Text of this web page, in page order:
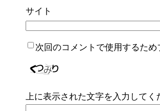
サイト
次回のコメントで使用するた
上に表示された文字を入力してく